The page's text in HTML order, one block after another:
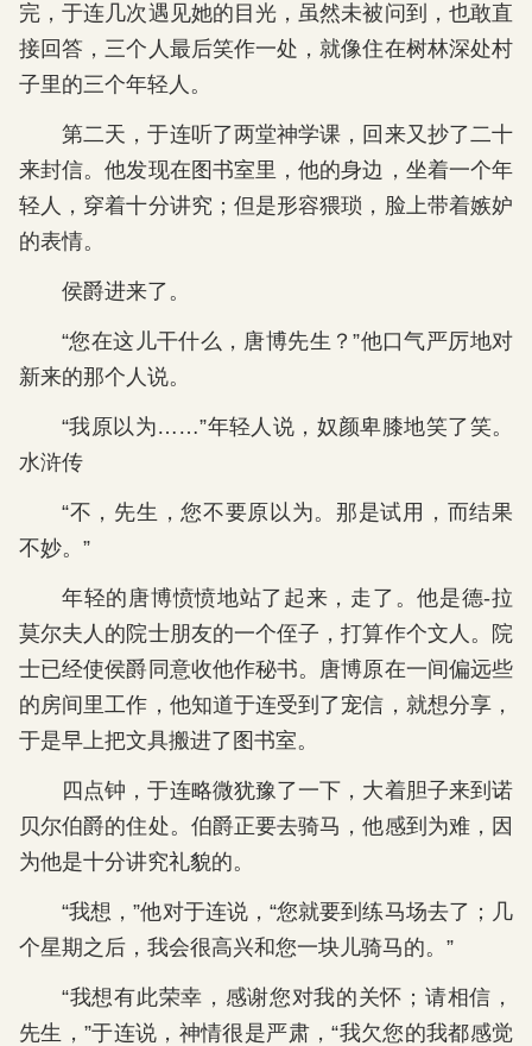
完，于连几次遇见她的目光，虽然未被问到，也敢直
接回答，三个人最后笑作一处，就像住在树林深处村
子里的三个年轻人。
第二天，于连听了两堂神学课，回来又抄了二十
来封信。他发现在图书室里，他的身边，坐着一个年
轻人，穿着十分讲究；但是形容猥琐，脸上带着嫉妒
的表情。
侯爵进来了。
“您在这儿干什么，唐博先生？”他口气严厉地对
新来的那个人说。
“我原以为……”年轻人说，奴颜卑膝地笑了笑。
水浒传
“不，先生，您不要原以为。那是试用，而结果
不妙。”
年轻的唐博愤愤地站了起来，走了。他是德-拉
莫尔夫人的院士朋友的一个侄子，打算作个文人。院
士已经使侯爵同意收他作秘书。唐博原在一间偏远些
的房间里工作，他知道于连受到了宠信，就想分享，
于是早上把文具搬进了图书室。
四点钟，于连略微犹豫了一下，大着胆子来到诺
贝尔伯爵的住处。伯爵正要去骑马，他感到为难，因
为他是十分讲究礼貌的。
“我想，”他对于连说，“您就要到练马场去了；几
个星期之后，我会很高兴和您一块儿骑马的。”
“我想有此荣幸，感谢您对我的关怀；请相信，
先生，”于连说，神情很是严肃，“我欠您的我都感觉